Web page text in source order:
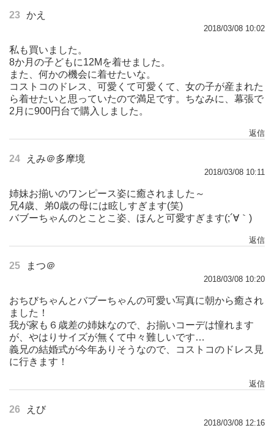
23 かえ
2018/03/08 10:02
私も買いました。
8か月の子どもに12Mを着せました。
また、何かの機会に着せたいな。
コストコのドレス、可愛くて可愛くて、女の子が産まれた
ら着せたいと思っていたので満足です。ちなみに、幕張で
2月に900円台で購入しました。
返信
24 えみ＠多摩境
2018/03/08 10:11
姉妹お揃いのワンピース姿に癒されました～
兄4歳、弟0歳の母には眩しすぎます(笑)
バブーちゃんのとことこ姿、ほんと可愛すぎます(;´∀｀)
返信
25 まつ＠
2018/03/08 10:20
おちびちゃんとバブーちゃんの可愛い写真に朝から癒され
ました！
我が家も６歳差の姉妹なので、お揃いコーデは憧れます
が、やはりサイズが無くて中々難しいです…
義兄の結婚式が今年ありそうなので、コストコのドレス見
に行きます！
返信
26 えび
2018/03/08 12:16